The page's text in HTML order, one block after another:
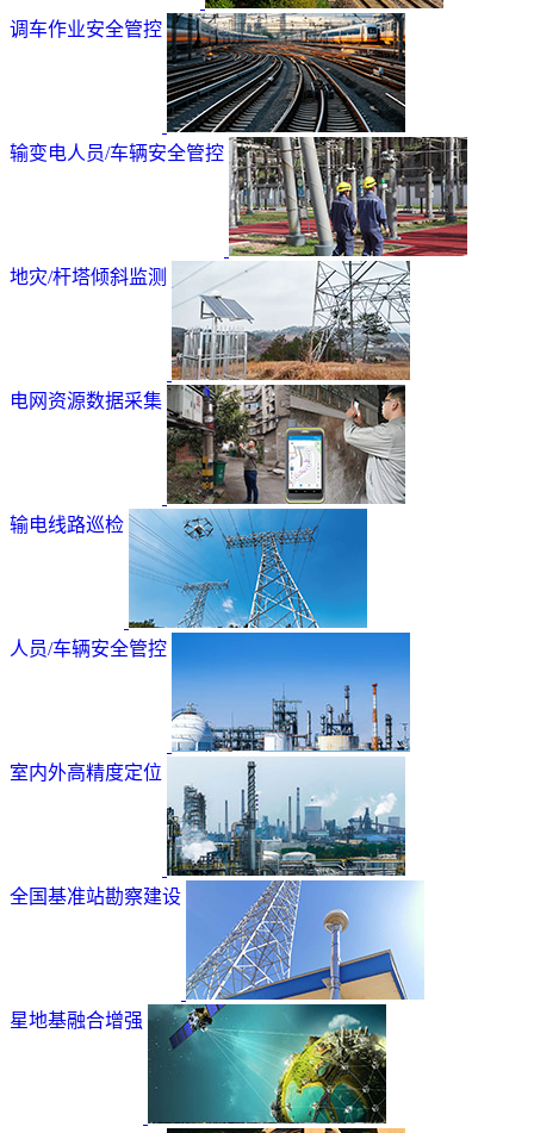
调车作业安全管控
输变电人员/车辆安全管控
地灾/杆塔倾斜监测
电网资源数据采集
输电线路巡检
人员/车辆安全管控
室内外高精度定位
全国基准站勘察建设
星地基融合增强